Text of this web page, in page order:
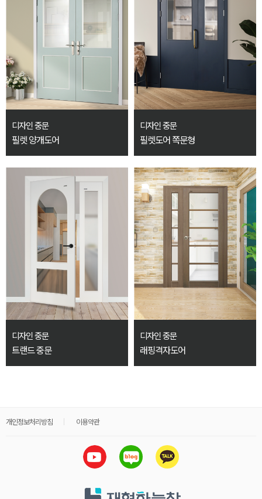
디자인 중문
필렛 양개도어
디자인 중문
필렛도어 쪽문형
디자인 중문
트랜드 중문
디자인 중문
래핑격자도어
개인정보처리방침 이용약관